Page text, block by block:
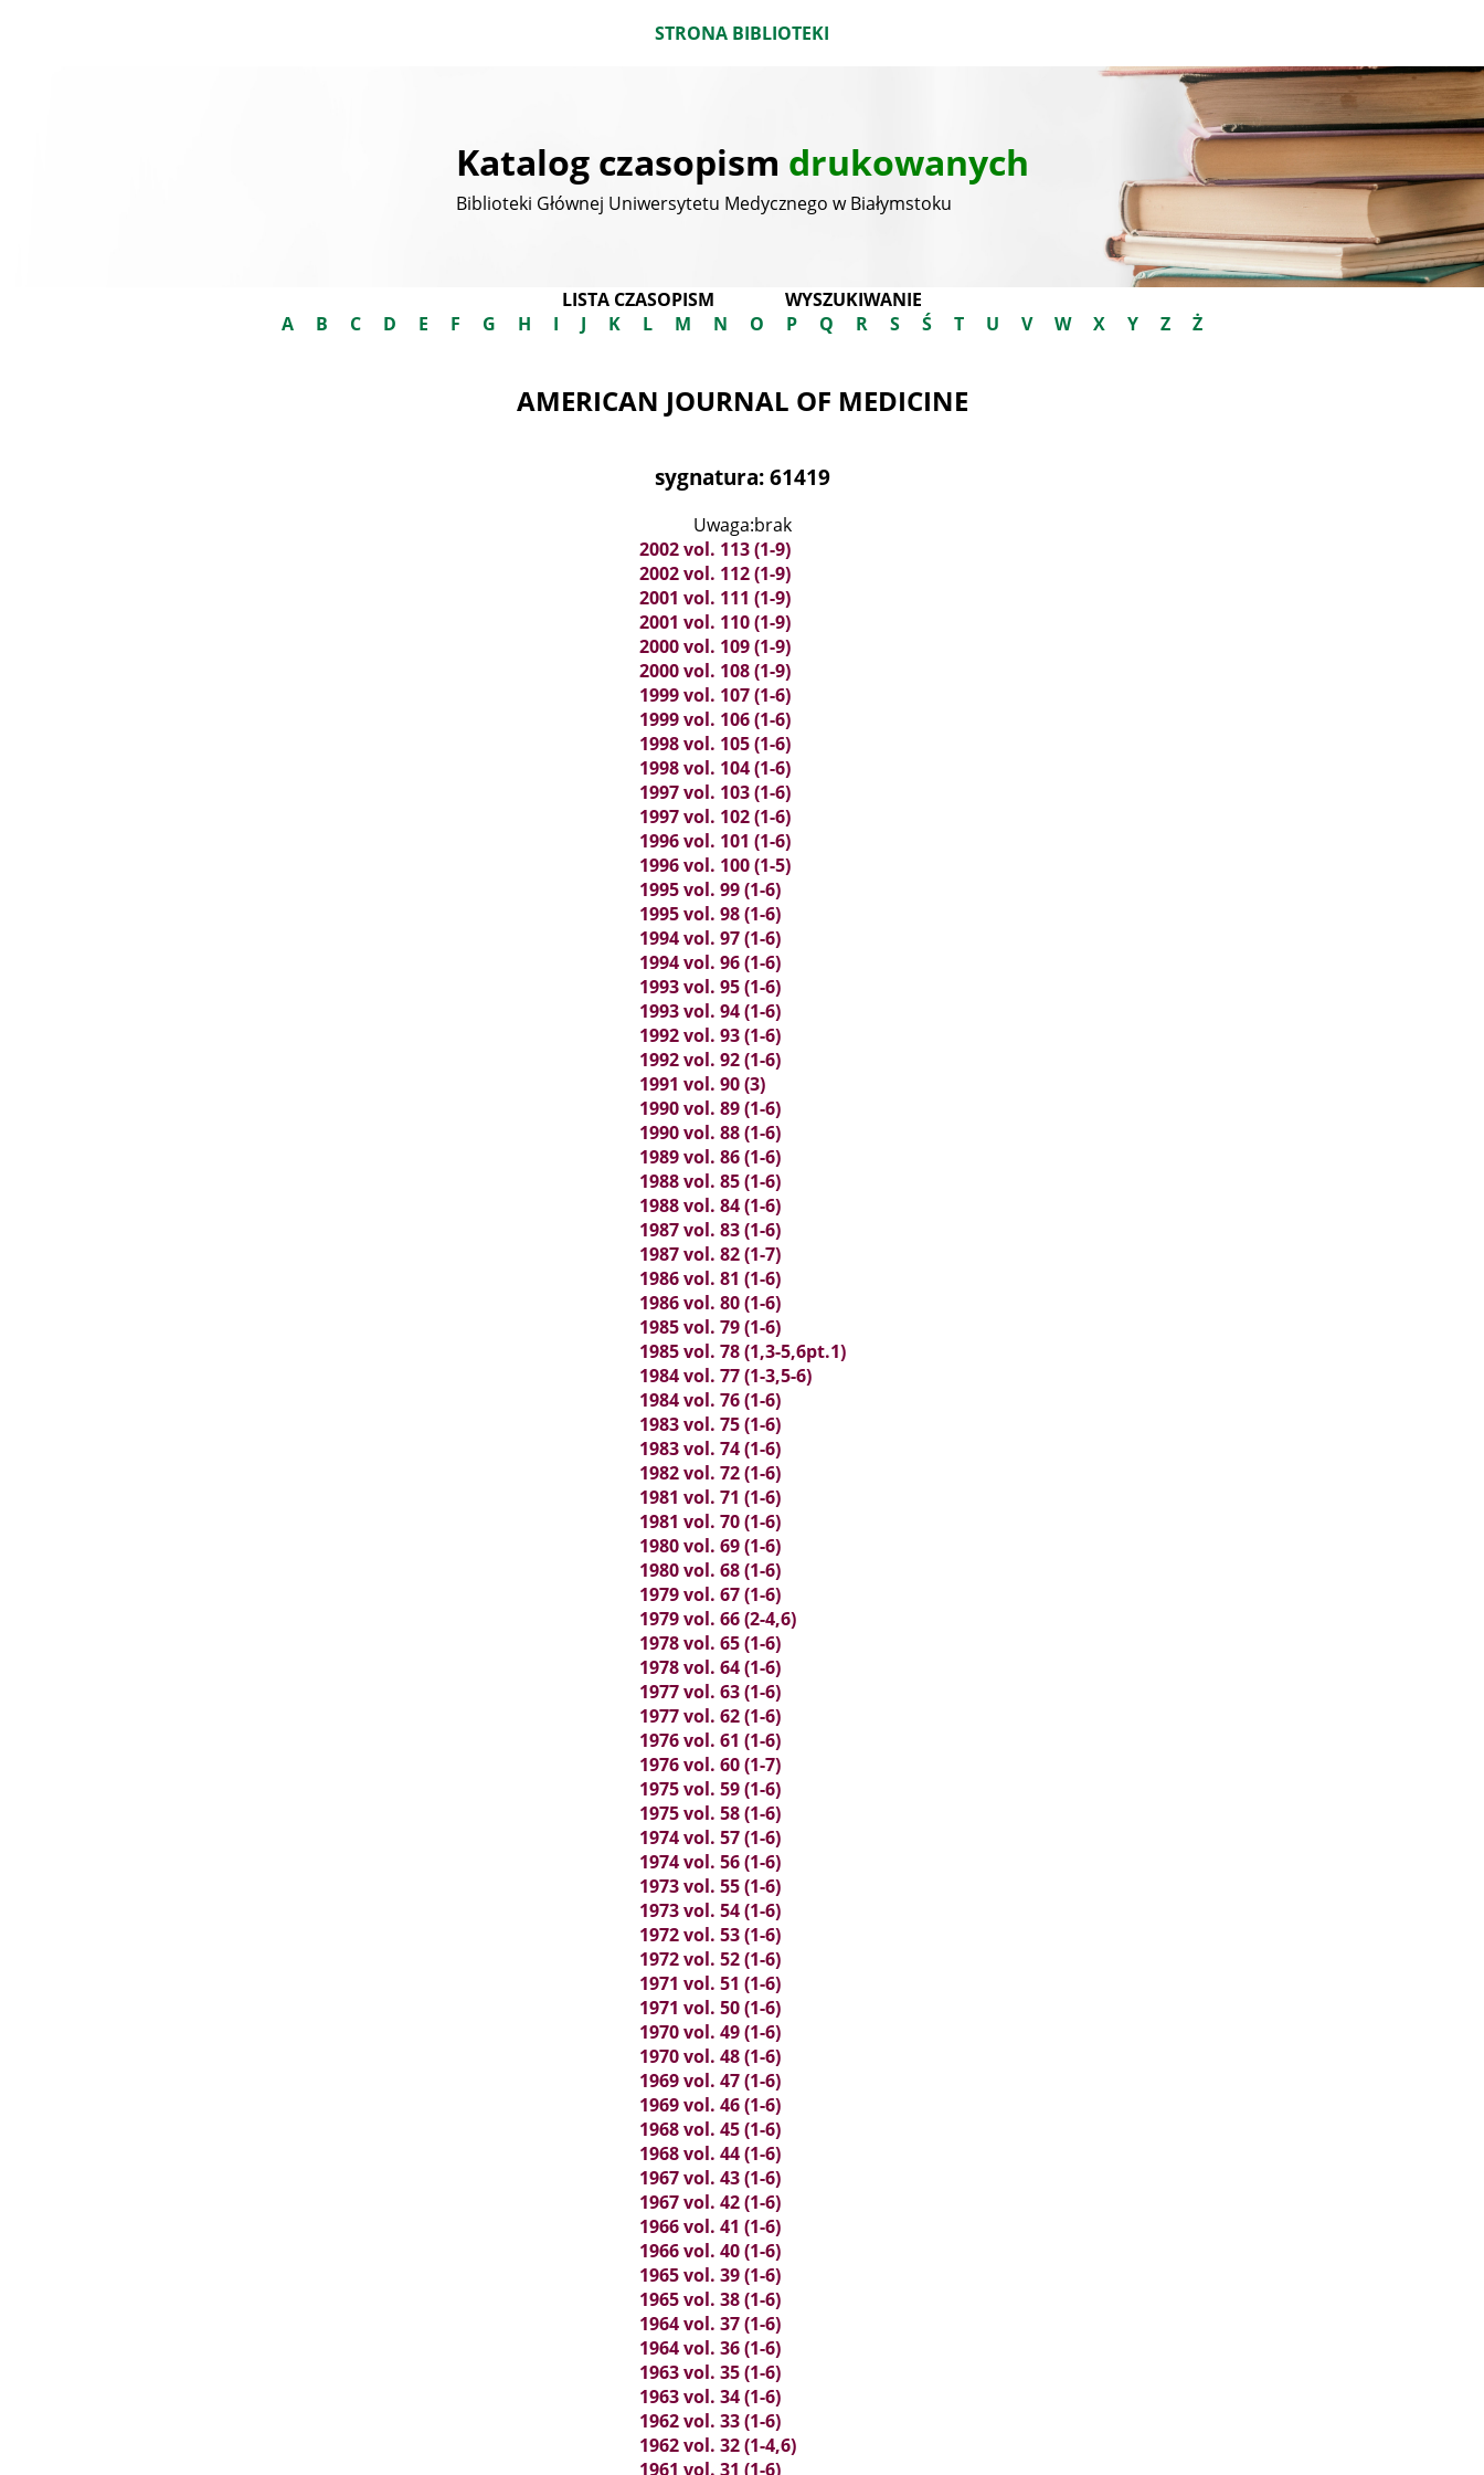
STRONA BIBLIOTEKI
Katalog czasopism drukowanych
Biblioteki Głównej Uniwersytetu Medycznego w Białymstoku
LISTA CZASOPISM
WYSZUKIWANIE
A
B C D E F G H I J K L M N O P Q R S Ś T U V W X Y Z Ż
AMERICAN JOURNAL OF MEDICINE
sygnatura: 61419
Uwaga:brak
2002 vol. 113 (1-9)
2002 vol. 112 (1-9)
2001 vol. 111 (1-9)
2001 vol. 110 (1-9)
2000 vol. 109 (1-9)
2000 vol. 108 (1-9)
1999 vol. 107 (1-6)
1999 vol. 106 (1-6)
1998 vol. 105 (1-6)
1998 vol. 104 (1-6)
1997 vol. 103 (1-6)
1997 vol. 102 (1-6)
1996 vol. 101 (1-6)
1996 vol. 100 (1-5)
1995 vol. 99 (1-6)
1995 vol. 98 (1-6)
1994 vol. 97 (1-6)
1994 vol. 96 (1-6)
1993 vol. 95 (1-6)
1993 vol. 94 (1-6)
1992 vol. 93 (1-6)
1992 vol. 92 (1-6)
1991 vol. 90 (3)
1990 vol. 89 (1-6)
1990 vol. 88 (1-6)
1989 vol. 86 (1-6)
1988 vol. 85 (1-6)
1988 vol. 84 (1-6)
1987 vol. 83 (1-6)
1987 vol. 82 (1-7)
1986 vol. 81 (1-6)
1986 vol. 80 (1-6)
1985 vol. 79 (1-6)
1985 vol. 78 (1,3-5,6pt.1)
1984 vol. 77 (1-3,5-6)
1984 vol. 76 (1-6)
1983 vol. 75 (1-6)
1983 vol. 74 (1-6)
1982 vol. 72 (1-6)
1981 vol. 71 (1-6)
1981 vol. 70 (1-6)
1980 vol. 69 (1-6)
1980 vol. 68 (1-6)
1979 vol. 67 (1-6)
1979 vol. 66 (2-4,6)
1978 vol. 65 (1-6)
1978 vol. 64 (1-6)
1977 vol. 63 (1-6)
1977 vol. 62 (1-6)
1976 vol. 61 (1-6)
1976 vol. 60 (1-7)
1975 vol. 59 (1-6)
1975 vol. 58 (1-6)
1974 vol. 57 (1-6)
1974 vol. 56 (1-6)
1973 vol. 55 (1-6)
1973 vol. 54 (1-6)
1972 vol. 53 (1-6)
1972 vol. 52 (1-6)
1971 vol. 51 (1-6)
1971 vol. 50 (1-6)
1970 vol. 49 (1-6)
1970 vol. 48 (1-6)
1969 vol. 47 (1-6)
1969 vol. 46 (1-6)
1968 vol. 45 (1-6)
1968 vol. 44 (1-6)
1967 vol. 43 (1-6)
1967 vol. 42 (1-6)
1966 vol. 41 (1-6)
1966 vol. 40 (1-6)
1965 vol. 39 (1-6)
1965 vol. 38 (1-6)
1964 vol. 37 (1-6)
1964 vol. 36 (1-6)
1963 vol. 35 (1-6)
1963 vol. 34 (1-6)
1962 vol. 33 (1-6)
1962 vol. 32 (1-4,6)
1961 vol. 31 (1-6)